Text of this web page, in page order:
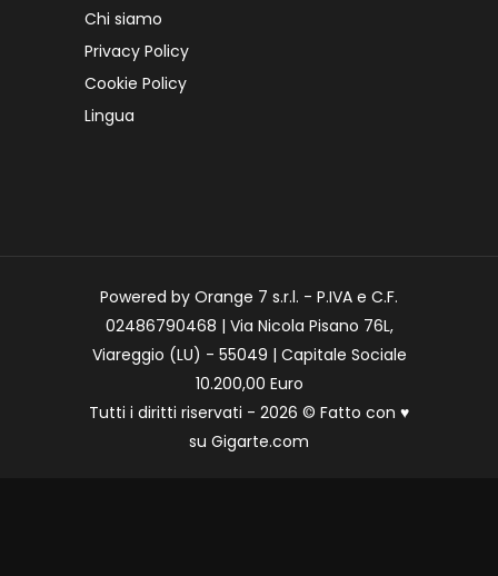
Chi siamo
Privacy Policy
Cookie Policy
Lingua
Powered by Orange 7 s.r.l. - P.IVA e C.F.
02486790468 | Via Nicola Pisano 76L,
Viareggio (LU) - 55049 | Capitale Sociale
10.200,00 Euro
Tutti i diritti riservati - 2026 © Fatto con ♥
su Gigarte.com